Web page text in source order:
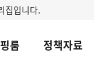
집입니다.
룸 정책자료